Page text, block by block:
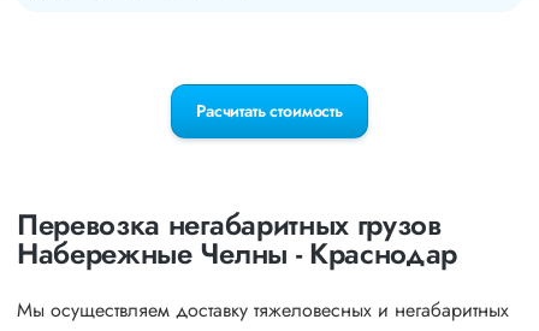
Расчитать стоимость
Перевозка негабаритных грузов
Набережные Челны - Краснодар
Мы осуществляем доставку тяжеловесных и негабаритных